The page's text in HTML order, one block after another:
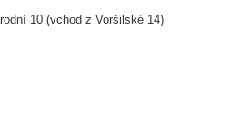
10 (vchod z Voršilské 14)